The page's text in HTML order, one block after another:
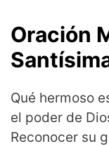
Oración
Qué hermoso
el poder de
Reconocer su